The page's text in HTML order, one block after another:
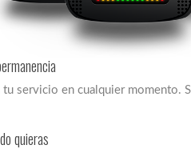
tu servicio en cualquier momento.
quieras